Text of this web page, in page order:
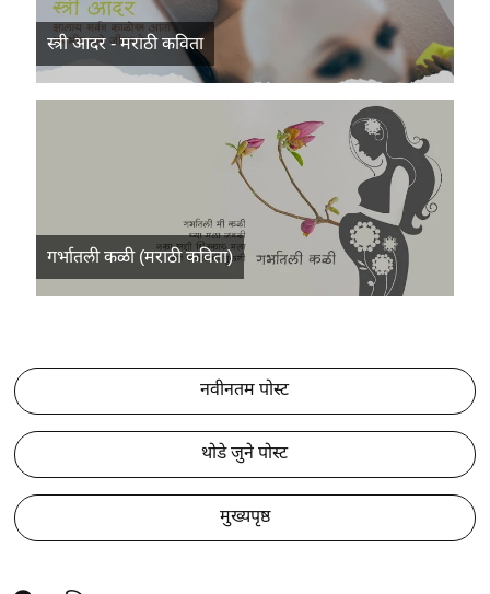
स्त्री आदर - मराठी कविता
गर्भातली कळी (मराठी कविता)
नवीनतम पोस्ट
थोडे जुने पोस्ट
मुख्यपृष्ठ